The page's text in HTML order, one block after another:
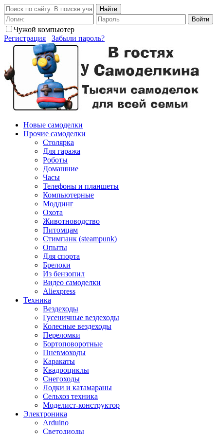
Найти
Войти
Чужой компьютер
Регистрация
Забыли пароль?
Новые самоделки
Прочие самоделки
Столярка
Для гаража
Роботы
Домашние
Часы
Телефоны и планшеты
Компьютерные
Моддинг
Охота
Животноводство
Питомцам
Стимпанк (steampunk)
Опыты
Для спорта
Брелоки
Из бензопил
Видео самоделки
Aliexpress
Техника
Вездеходы
Гусеничные вездеходы
Колесные вездеходы
Переломки
Бортоповоротные
Пневмоходы
Каракаты
Квадроциклы
Снегоходы
Лодки и катамараны
Сельхоз техника
Моделист-конструктор
Электроника
Arduino
Светодиоды